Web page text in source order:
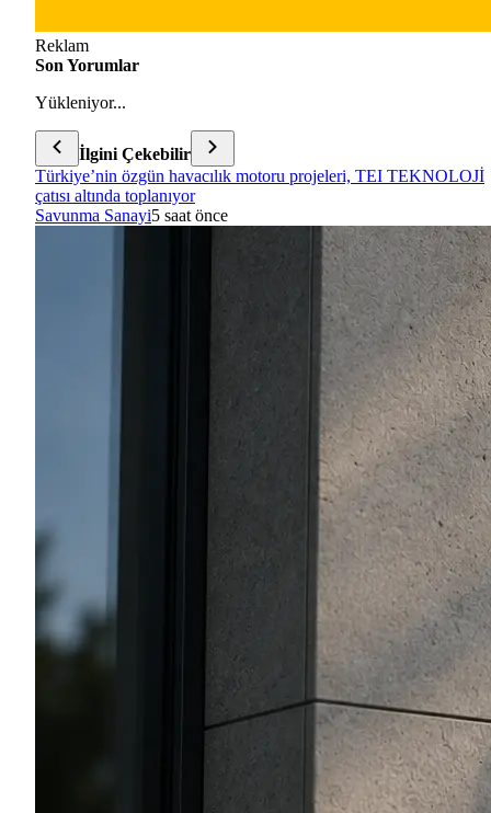
Reklam
Son Yorumlar
Yükleniyor...
İlgini Çekebilir
Türkiye’nin özgün havacılık motoru projeleri, TEI TEKNOLOJİ
çatısı altında toplanıyor
Savunma Sanayi5 saat önce